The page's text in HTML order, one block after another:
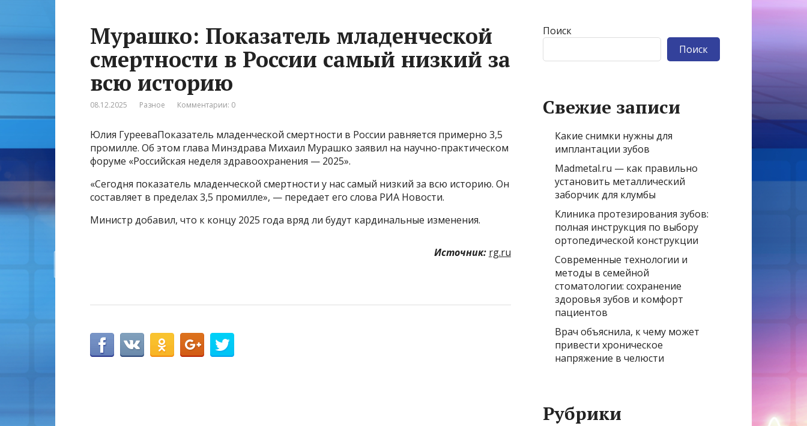
Мурашко: Показатель младенческой
смертности в России самый низкий за
всю историю
08.12.2025 Разное Комментарии: 0
Юлия ГурееваПоказатель младенческой смертности в России равняется примерно 3,5
промилле. Об этом глава Минздрава Михаил Мурашко заявил на научно-практическом
форуме «Российская неделя здравоохранения — 2025».
«Сегодня показатель младенческой смертности у нас самый низкий за всю историю. Он
составляет в пределах 3,5 промилле», — передает его слова РИА Новости.
Министр добавил, что к концу 2025 года вряд ли будут кардинальные изменения.
Источник: rg.ru
Поиск
Поиск
Свежие записи
Какие снимки нужны для
имплантации зубов
Madmetal.ru — как правильно
установить металлический
заборчик для клумбы
Клиника протезирования зубов:
полная инструкция по выбору
ортопедической конструкции
Современные технологии и
методы в семейной
стоматологии: сохранение
здоровья зубов и комфорт
пациентов
Врач объяснила, к чему может
привести хроническое
напряжение в челюсти
Рубрики